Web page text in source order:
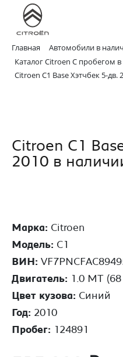
Главная
Автомобили в
Каталог Citroen С пробегом
Citroen C1 Base Хэтчбек 5-дв.
Citroen C1
2010 в
Марка: Citroen
Модель: C1
ВИН:
Двигатель: 1.0 MT
Цвет кузова: Синий
Год: 2010
Пробег: 124891